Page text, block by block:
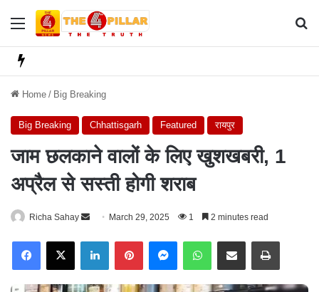
Menu
Home / Big Breaking
Big Breaking Chhattisgarh Featured रायपुर
जाम छलकाने वालों के लिए खुशखबरी, 1
अप्रैल से सस्ती होगी शराब
Richa Sahay
n
d
a
March 29, 2025 1 2 minutes read
X